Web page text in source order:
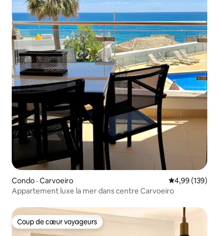
Condo · Carvoeiro Note
4,99 (139)
Appartement luxe la mer dans centre Carvoeiro
Coup de cœur voyageurs
Coup de cœur voyageurs